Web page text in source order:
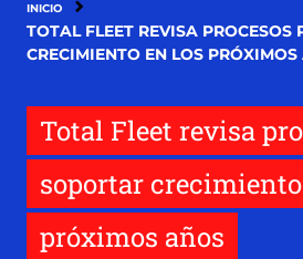
INICIO
TOTAL FLEET REVISA PROCESOS
CRECIMIENTO EN LOS PRÓXIMOS
Total Fleet revisa
soportar
próximos años